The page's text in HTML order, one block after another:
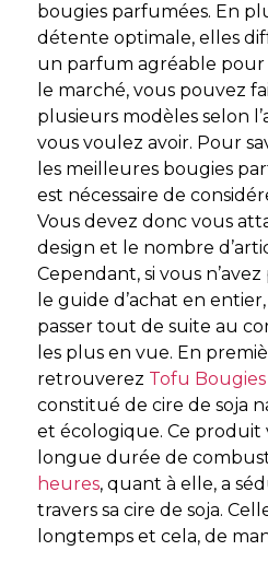
bougies parfumées. En
détente optimale, elles
un parfum agréable
le marché, vous pouvez
plusieurs modèles selon
vous voulez avoir. Pour
les meilleures bougies
est nécessaire de
Vous devez donc vous
design et le nombre
Cependant, si vous
le guide d’achat en entier,
passer tout de suite au
les plus en vue. En
retrouverez Tofu
constitué de cire de soja
et écologique. Ce produit
longue durée de
heures, quant à elle, a
travers sa cire de soja.
longtemps et cela, de